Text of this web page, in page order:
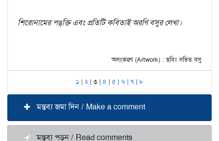
শিরোনামের পঙ্‌ক্তি এবং প্রতিটি কবিতাই অরণি বসুর লেখা।
অলংকরণ (Artwork) : ছবিঃ সম্বিত বসু
১ | ২ | ৩ | ৪ | ৫ | ৬ | ৭ | ৮
মন্তব্য জমা দিন / Make a comment
মন্তব্য পড়ুন / Read comments